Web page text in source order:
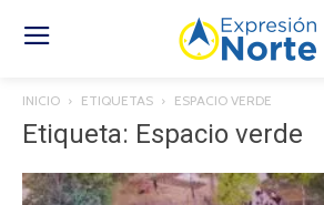
INICIO ETIQUETAS ESPACIO VERDE
Etiqueta: Espacio verde